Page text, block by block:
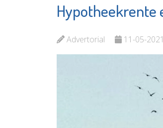
Hypotheekrente
Advertorial 11-05-2021
Argos Zorggroep
Bekijk de pagina